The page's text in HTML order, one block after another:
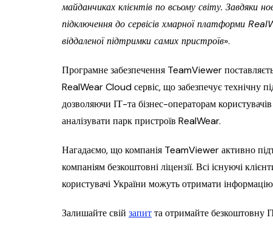
майданчиках клієнтів по всьому світу. Завдяки
підключення до сервісів хмарної платформи
віддаленої підтримки самих пристроїв».
Програмне забезпечення TeamViewer
RealWear Cloud сервіс, що забезпечує технічну
дозволяючи ІТ-та бізнес-операторам
аналізувати парк пристроїв RealWear.
Нагадаємо, що компанія TeamViewer активно
компаніям безкоштовні ліцензії. Всі існуючі
користувачі України можуть отримати
Залишайте свій запитта отримайте безкоштовну